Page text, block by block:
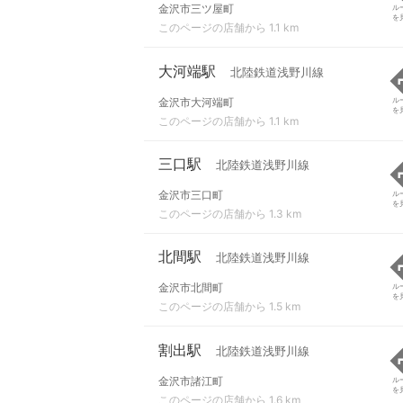
金沢市三ツ屋町
このページの店舗から 1.1 km
ル
を
大河端駅 北陸鉄道浅野川線
金沢市大河端町
このページの店舗から 1.1 km
ル
を
三口駅 北陸鉄道浅野川線
金沢市三口町
このページの店舗から 1.3 km
ル
を
北間駅 北陸鉄道浅野川線
金沢市北間町
このページの店舗から 1.5 km
ル
を
割出駅 北陸鉄道浅野川線
金沢市諸江町
このページの店舗から 1.6 km
ル
を